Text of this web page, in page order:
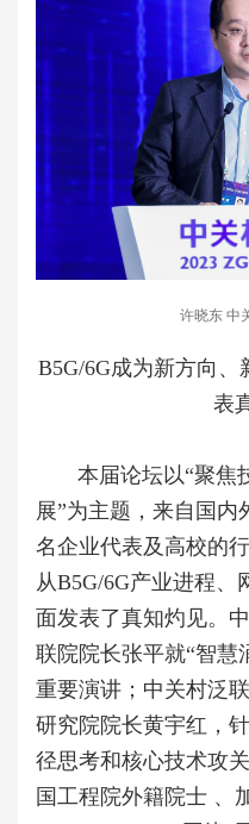
许晓东 中
B5G/6G成为新方向
表
本届论坛以“聚焦
展”为主题，来自国
名企业代表及高校的
从B5G/6G产业进程
面发表了真知灼见。
联院院长张平就“智慧
重要演讲；中关村泛
研究院院长黄宇红，
径思考和核心技术攻
国工程院外籍院士 、